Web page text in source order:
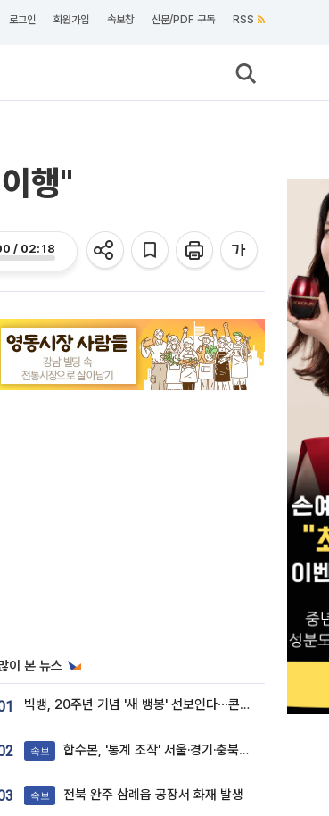
로그인 회원가입 속보창 신문/PDF 구독 RSS
행"
/ 02:18
이 본 뉴스
빅뱅, 20주년 기념 '새 뱅봉' 선보인다⋯콘서트 앞두고 팝업 개최
속보 합수본, '통계 조작' 서울·경기·충북 선관위 등 추가 압수수색
속보 전북 완주 삼례읍 공장서 화재 발생